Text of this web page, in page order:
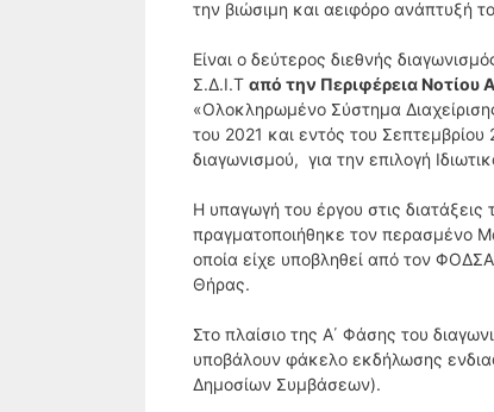
την βιώσιμη και αειφόρο ανάπτυξή
Είναι ο δεύτερος διεθνής
Σ.Δ.Ι.Τ από την Περιφέρεια Νοτίου
«Ολοκληρωμένο Σύστημα
του 2021 και εντός του
διαγωνισμού, για την επιλογή
Η υπαγωγή του έργου στις
πραγματοποιήθηκε τον περασμένο
οποία είχε υποβληθεί από τον
Θήρας.
Στο πλαίσιο της Α΄ Φάσης του
υποβάλουν φάκελο εκδήλωσης
Δημοσίων Συμβάσεων).